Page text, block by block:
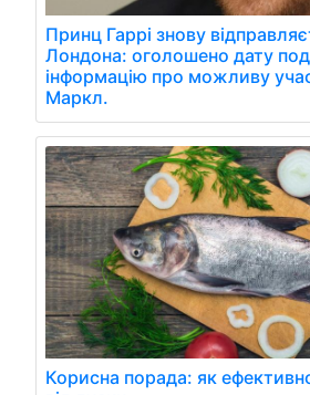
Принц Гаррі знову
Лондона: оголошено дату
інформацію про можливу
Маркл.
Корисна порада: як